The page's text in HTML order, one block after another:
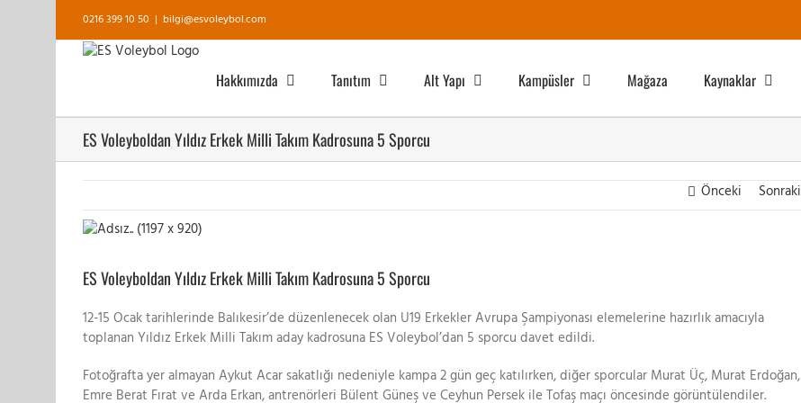
0216 399 10 50 | bilgi@esvoleybol.com
Hakkımızda Tanıtım Alt Yapı Kampüsler Mağaza Kaynaklar
ES Voleyboldan Yıldız Erkek Milli Takım Kadrosuna 5 Sporcu
Önceki
Sonraki
View
Image
ES Voleyboldan Yıldız Erkek Milli Takım Kadrosuna 5 Sporcu
12-15 Ocak tarihlerinde Balıkesir’de düzenlenecek olan U19 Erkekler Avrupa Şampiyonası elemelerine hazırlık amacıyla
toplanan Yıldız Erkek Milli Takım aday kadrosuna ES Voleybol’dan 5 sporcu davet edildi.
Fotoğrafta yer almayan Aykut Acar sakatlığı nedeniyle kampa 2 gün geç katılırken, diğer sporcular Murat Üç, Murat Erdoğan,
Emre Berat Fırat ve Arda Erkan, antrenörleri Bülent Güneş ve Ceyhun Persek ile Tofaş maçı öncesinde görüntülendiler.